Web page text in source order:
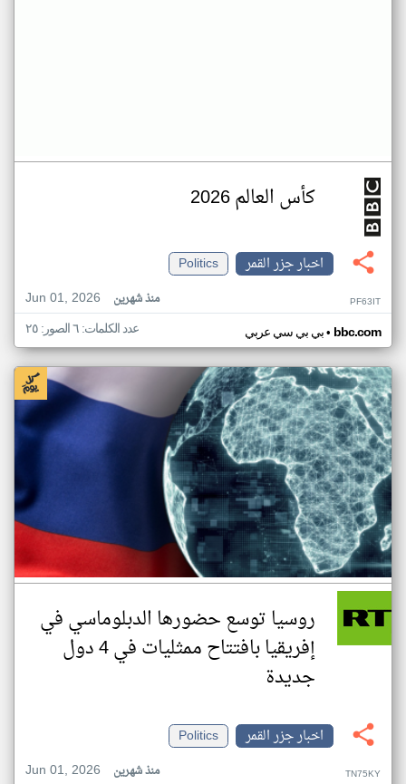
كأس العالم 2026
اخبار جزر القمر
Politics
Jun 01, 2026
منذ شهرين PF63IT
بي بي سي عربي• bbc.com عدد الكلمات: ٦ الصور: ٢٥
روسيا توسع حضورها الدبلوماسي في
إفريقيا بافتتاح ممثليات في 4 دول
جديدة
اخبار جزر القمر
Politics
Jun 01, 2026
منذ شهرين TN75KY